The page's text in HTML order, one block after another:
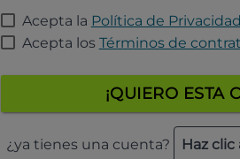
Acepta la Política de Privacidad
Acepta los Términos de
¡QUIERO ESTA
¿ya tienes una cuenta? Haz